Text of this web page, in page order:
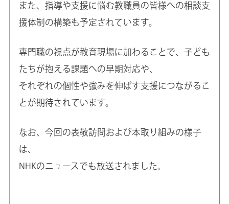
また、指導や支援に悩む教職員の皆様への相談支
援体制の構築も予定されています。
専門職の視点が教育現場に加わることで、子ども
たちが抱える課題への早期対応や、
それぞれの個性や強みを伸ばす支援につながるこ
とが期待されています。
なお、今回の表敬訪問および本取り組みの様子
は、
NHKのニュースでも放送されました。